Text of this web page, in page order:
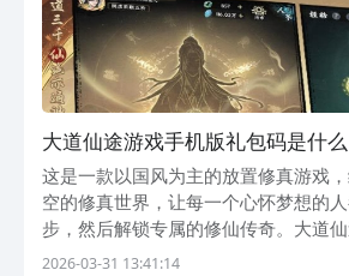
大道仙途游戏手机版礼包码是什
兑换码推荐
这是一款以国风为主的放置修真游戏
空的修真世界，让每一个心怀梦想的
步，然后解锁专属的修仙传奇。大道
么？在获得礼包码之后，可以让玩家在
2026-03-31 13:41:14